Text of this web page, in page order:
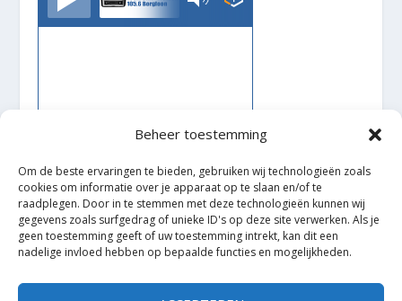
Beheer toestemming
Om de beste ervaringen te bieden, gebruiken wij technologieën zoals
cookies om informatie over je apparaat op te slaan en/of te
raadplegen. Door in te stemmen met deze technologieën kunnen wij
gegevens zoals surfgedrag of unieke ID's op deze site verwerken. Als je
geen toestemming geeft of uw toestemming intrekt, kan dit een
nadelige invloed hebben op bepaalde functies en mogelijkheden.